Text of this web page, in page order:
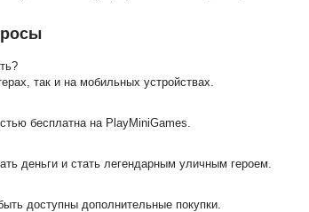
так и на мобильных устройствах.
бесплатна на PlayMiniGames.
деньги и стать легендарным уличным героем.
доступны дополнительные покупки.